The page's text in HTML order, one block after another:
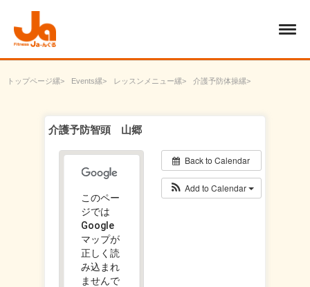
トップページ Events レッスンメニュー
介護予防体操
介護予防智頭 山郷
Back to Calendar
Add to Calendar
このペー
ジでは
Google
マップが
正しく読
み込まれ
ませんで